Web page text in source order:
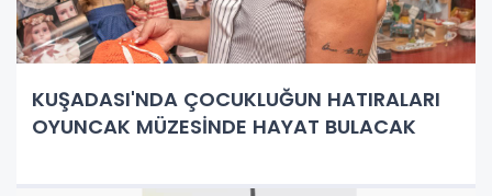
KUŞADASI'NDA ÇOCUKLUĞUN HATIRALARI
OYUNCAK MÜZESİNDE HAYAT BULACAK